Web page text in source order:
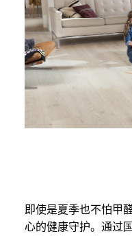
即使是夏季也不怕甲
心的健康守护。通过